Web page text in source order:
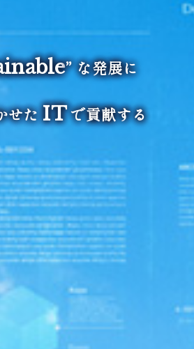
” な発展に
せた ITで貢献する